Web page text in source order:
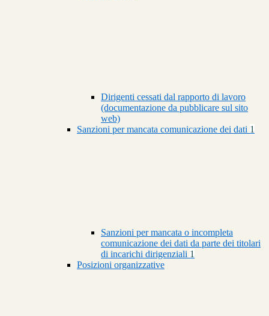
Dirigenti cessati dal rapporto di lavoro
(documentazione da pubblicare sul sito
web)
Sanzioni per mancata comunicazione dei dati 1
Sanzioni per mancata o incompleta
comunicazione dei dati da parte dei titolari
di incarichi dirigenziali 1
Posizioni organizzative